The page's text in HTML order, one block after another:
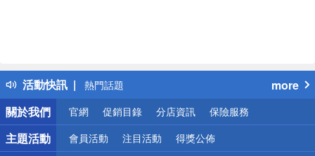
活動快訊
得獎公告
熱門話題
銀行優惠
偏遠地區配送
詐騙網頁！請小心！
more
關於我們
官網 促銷目錄 分店資訊 保險服務
主題活動 會員活動 注目活動 得獎公佈